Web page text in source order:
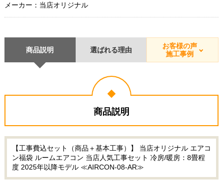
メーカー：当店オリジナル
商品説明 選ばれる理由
お客様の声
施工事例
商品説明
【工事費込セット（商品＋基本工事）】 当店オリジナル エアコ
ン福袋 ルームエアコン 当店人気工事セット 冷房/暖房：8畳程
度 2025年以降モデル ≪AIRCON-08-AR≫